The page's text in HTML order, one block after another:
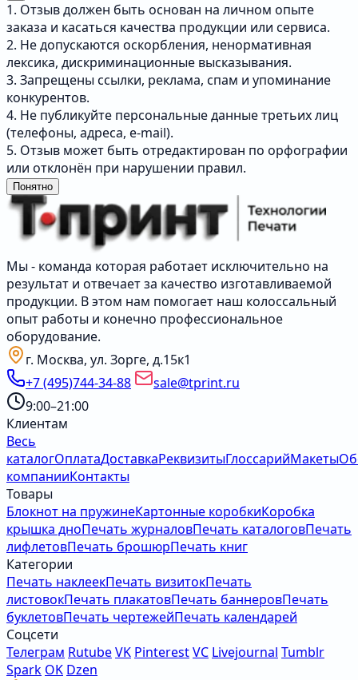
1. Отзыв должен быть основан на личном опыте
заказа и касаться качества продукции или сервиса.
2. Не допускаются оскорбления, ненормативная
лексика, дискриминационные высказывания.
3. Запрещены ссылки, реклама, спам и упоминание
конкурентов.
4. Не публикуйте персональные данные третьих лиц
(телефоны, адреса, e-mail).
5. Отзыв может быть отредактирован по орфографии
или отклонён при нарушении правил.
Понятно
Мы - команда которая работает исключительно на
результат и отвечает за качество изготавливаемой
продукции. В этом нам помогает наш колоссальный
опыт работы и конечно профессиональное
оборудование.
г. Москва, ул. Зорге, д.15к1
+7 (495)744-34-88
sale@tprint.ru
9:00–21:00
Клиентам
Весь
каталогОплатаДоставкаРеквизитыГлоссарийМакеты
компанииКонтакты
Товары
Блокнот на пружинеКартонные коробкиКоробка
крышка дноПечать журналовПечать каталоговПечать
лифлетовПечать брошюрПечать книг
Категории
Печать наклеекПечать визитокПечать
листовокПечать плакатовПечать баннеровПечать
буклетовПечать чертежейПечать календарей
Соцсети
Телеграм RutubeVK PinterestVC Livejournal Tumblr
Spark OK Dzen